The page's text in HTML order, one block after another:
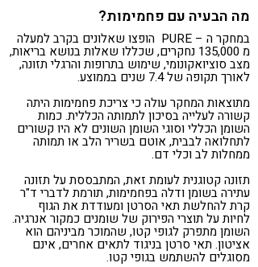
מה הבעיה עם פחמימות?
במחקר ה – PURE הופצו שאלונים בקרב למעלה
מ 135,000 נחקרים, שכללו שאלות בנושא בריאות,
מצב סוציואקונומי, שימוש בתרופות והרגלי תזונה,
לאורך תקופה של 7.4 שנים בממוצע.
מתוצאות המחקר עולה כי צריכת פחמימות היתה
קשורה לעלייה בסיכון לתמותה הכללית. כמות
השומן הכללי וסוגי השומן השונים לא היו קשורים
לתחלואה לבבית, אוטם בשריר הלב או תמותה
ממחלות לב וכלי דם.
תזונה קטוגנית לעומת זאת, המתבססת על תזונה
עתירה בשומן ודלה בפחמימות, תורמת לדברי ד"ר
קרת להחלשת תאי הסרטן ומעודדת את הגוף
לחיות על תוצרי הפירוק של שומנים כמקור אנרגיה.
השומן מתפרק לגופי קטו, שהמוכר מביניהם הוא
אציטון. תאי סרטן בניגוד לתאים אחרים, אינם
מסוגלים להשתמש בגופי קטו.